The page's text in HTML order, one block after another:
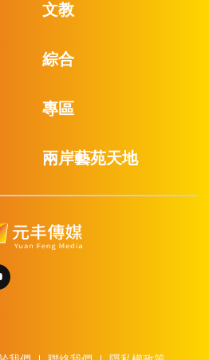
文教
綜合
專區
兩岸藝苑天地